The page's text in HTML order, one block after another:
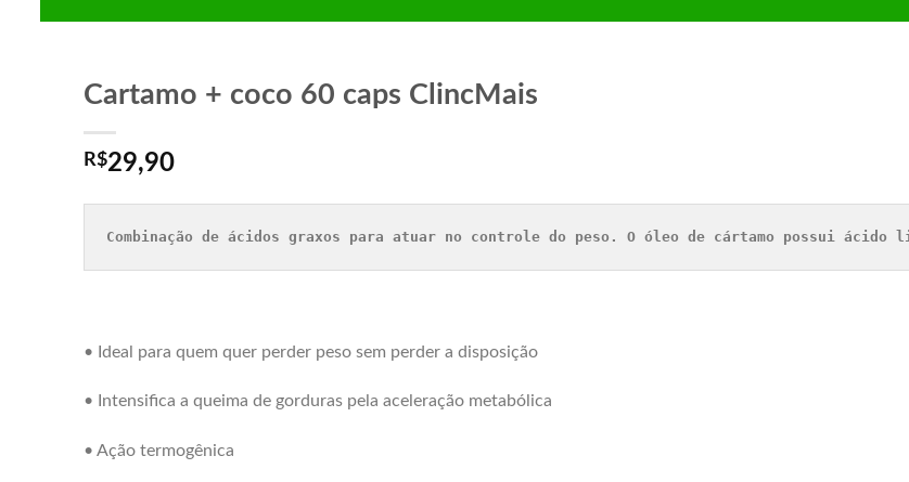
Cartamo + coco 60 caps ClincMais
R$29,90
Combinação de ácidos graxos para atuar no controle do peso. O óleo de cártamo possui ácido
• Ideal para quem quer perder peso sem perder a disposição
• Intensifica a queima de gorduras pela aceleração metabólica
• Ação termogênica